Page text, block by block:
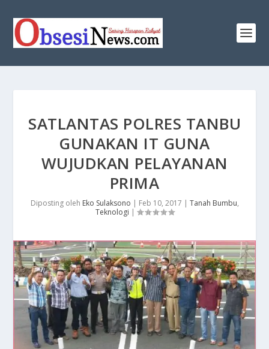
SATLANTAS POLRES TANBU
GUNAKAN IT GUNA
WUJUDKAN PELAYANAN
PRIMA
Diposting oleh Eko Sulaksono | Feb 10, 2017 | Tanah Bumbu,
Teknologi |